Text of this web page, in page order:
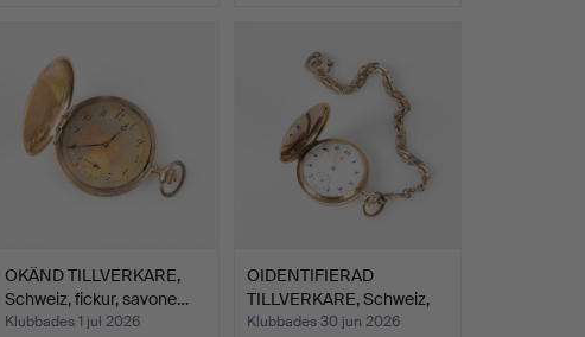
OKÄND TILLVERKARE,
Schweiz, fickur, savone…
Klubbades 1 jul 2026
OIDENTIFIERAD
TILLVERKARE, Schweiz,
fickur…
Klubbades 30 jun 2026